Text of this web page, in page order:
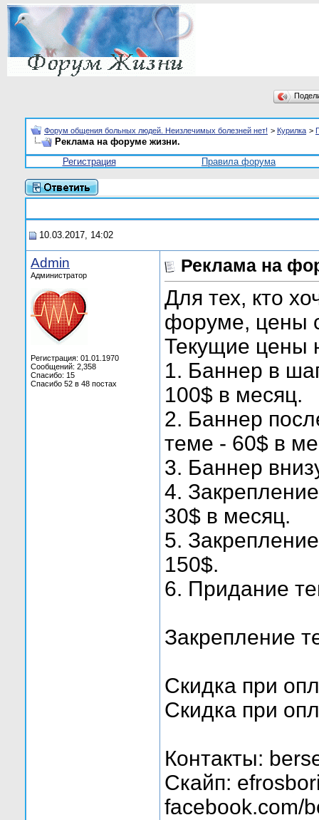
Форум общения больных людей. Неизлечимых болезней нет! > Курилка >
Реклама на форуме жизни.
Регистрация
Правила форума
10.03.2017, 14:02
Admin
Администратор
Регистрация: 01.01.1970
Сообщений: 2,358
Спасибо: 15
Спасибо 52 в 48 постах
Реклама на
Для тех, кто
форуме, цены
Текущие цены
1. Баннер в
100$ в месяц.
2. Баннер
теме - 60$ в
3. Баннер
4.
30$ в месяц.
5.
150$.
6. Придание
Закрепление
Скидка при
Скидка при
Контакты:
Скайп:
facebook.com/